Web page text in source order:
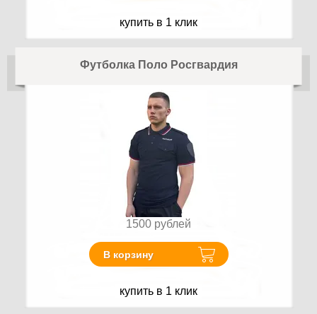
купить в 1 клик
Футболка Поло Росгвардия
1500 рублей
В корзину
купить в 1 клик